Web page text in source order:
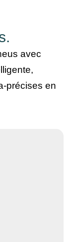
avec
précises en